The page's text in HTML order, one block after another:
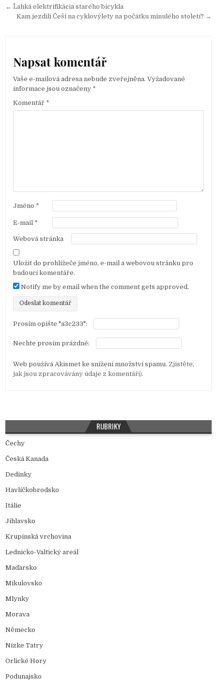
g
p
k
← Ľahká elektrifikácia starého bicykla
Kam jezdili Češi na cyklovýlety na počátku minulého století? →
Napsat komentář
Vaše e-mailová adresa nebude zveřejněna. Vyžadované
informace jsou označeny *
Komentář *
Jméno *
E-mail *
Webová stránka
Uložit do prohlížeče jméno, e-mail a webovou stránku pro
budoucí komentáře.
Notify me by email when the comment gets approved.
Prosím opište "a3c233":
Nechte prosím prázdné:
Web používá Akismet ke snížení množství spamu. Zjistěte,
jak jsou zpracovávány údaje z komentářů.
RUBRIKY
Čechy
Česká Kanada
Dedinky
Havlíčkobrodsko
Itálie
Jihlavsko
Krupinská vrchovina
Lednicko-Valtický areál
Maďarsko
Mikulovsko
Mlynky
Morava
Německo
Nízke Tatry
Orlické Hory
Podunajsko